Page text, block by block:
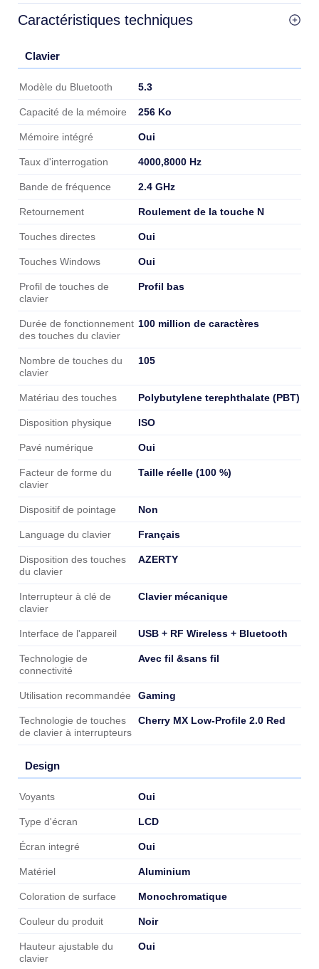
Caractéristiques techniques
Clavier
Clavier
Modèle du Bluetooth 5.3
Capacité de la mémoire 256 Ko
Mémoire intégré Oui
Taux d'interrogation 4000,8000 Hz
Bande de fréquence 2.4 GHz
Retournement Roulement de la touche N
Touches directes Oui
Touches Windows Oui
Profil de touches de
clavier
Profil bas
Durée de fonctionnement
des touches du clavier
100 million de caractères
Nombre de touches du
clavier
105
Matériau des touches Polybutylene terephthalate (PBT)
Disposition physique ISO
Pavé numérique Oui
Facteur de forme du
clavier
Taille réelle (100 %)
Dispositif de pointage Non
Language du clavier Français
Disposition des touches
du clavier
AZERTY
Interrupteur à clé de
clavier
Clavier mécanique
Interface de l'appareil USB + RF Wireless + Bluetooth
Technologie de
connectivité
Avec fil &sans fil
Utilisation recommandée Gaming
Technologie de touches
de clavier à interrupteurs
Cherry MX Low-Profile 2.0 Red
Design
Design
Voyants Oui
Type d'écran LCD
Écran integré Oui
Matériel Aluminium
Coloration de surface Monochromatique
Couleur du produit Noir
Hauteur ajustable du
clavier
Oui